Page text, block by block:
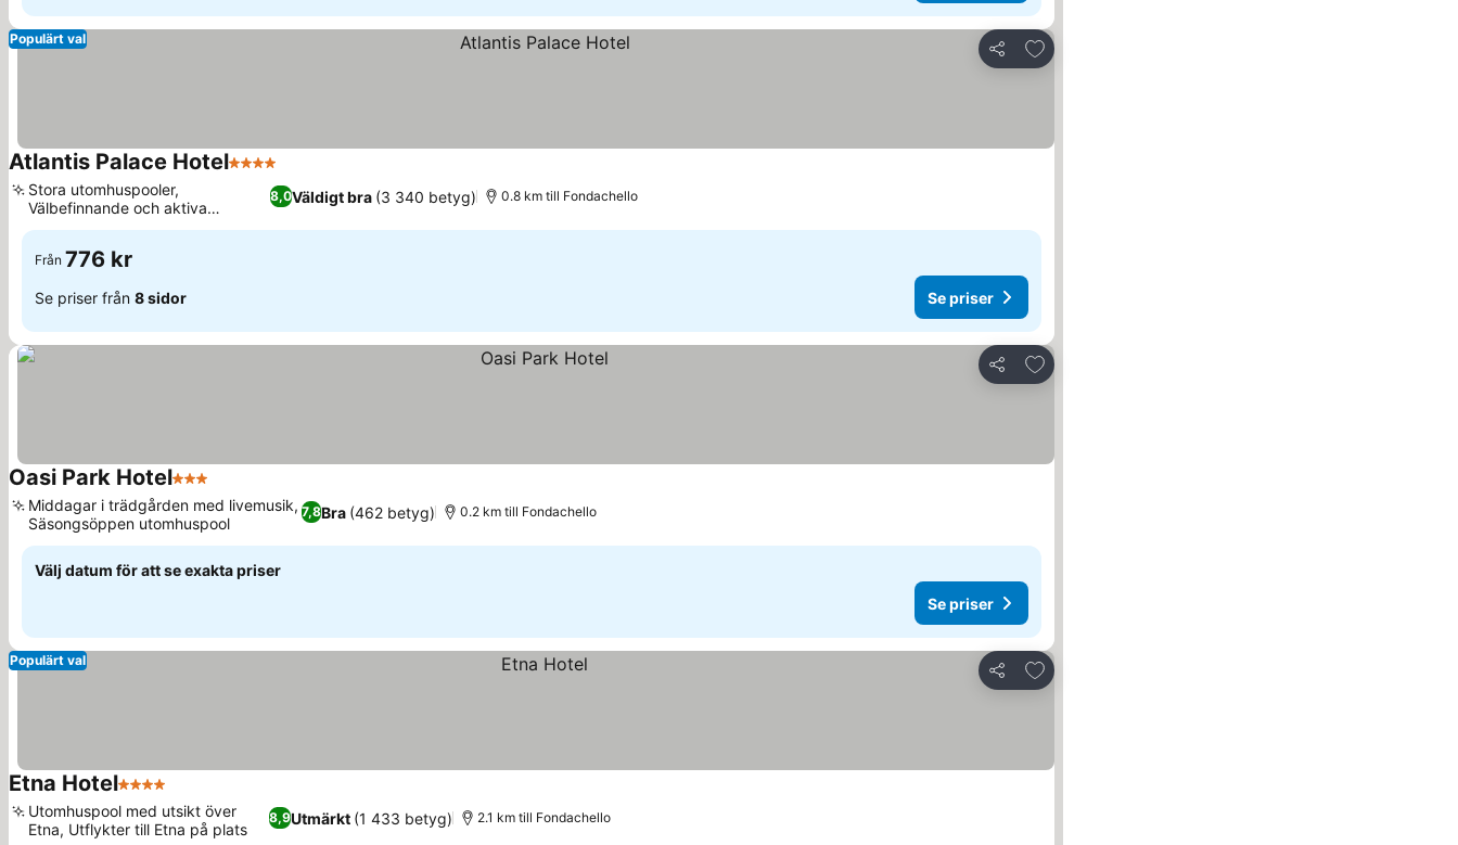
Dela
Lägg till i Mina Favoriter
Populärt val
Atlantis Palace Hotel4 Stjärnor
8,0Väldigt bra (3 340 betyg)
Stora utomhuspooler,
Välbefinnande och aktiva
sysselsättningar
0.8 km till Fondachello
Från 776 kr
Se priser från 8 sidor Se priser
Dela
Lägg till i Mina Favoriter
Oasi Park Hotel3 Stjärnor
7,8Bra (462 betyg)
Middagar i trädgården med livemusik,
Säsongsöppen utomhuspool
0.2 km till Fondachello
Välj datum för att se exakta priser
Se priser
Dela
Lägg till i Mina Favoriter
Populärt val
Etna Hotel4 Stjärnor
8,9Utmärkt (1 433 betyg)
Utomhuspool med utsikt över
Etna, Utflykter till Etna på plats
2.1 km till Fondachello